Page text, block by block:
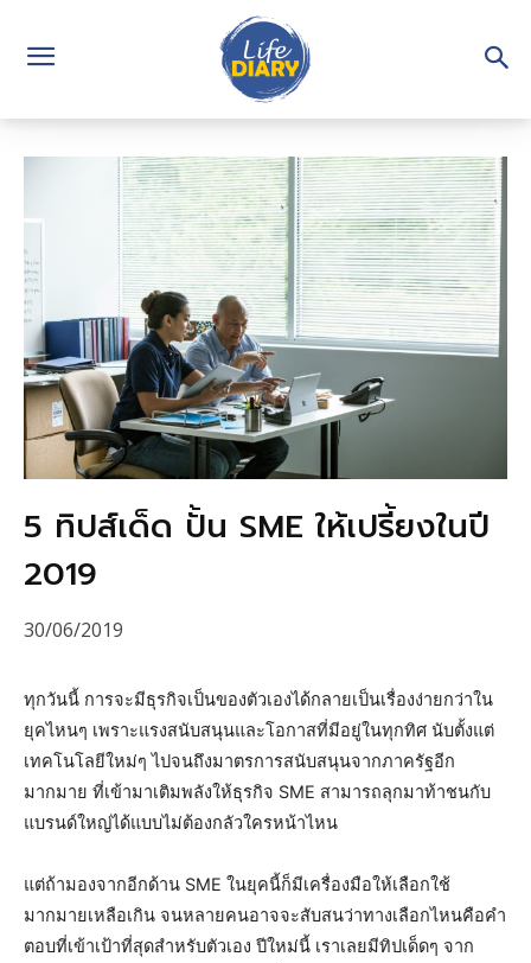
5 ทิปส์เด็ด ปั้น SME ให้เปรี้ยงในปี
2019
30/06/2019
ทุกวันนี้ การจะมีธุรกิจเป็นของตัวเองได้กลายเป็นเรื่องง่ายกว่าใน
ยุคไหนๆ เพราะแรงสนับสนุนและโอกาสที่มีอยู่ในทุกทิศ นับตั้งแต่
เทคโนโลยีใหม่ๆ ไปจนถึงมาตรการสนับสนุนจากภาครัฐอีก
มากมาย ที่เข้ามาเติมพลังให้ธุรกิจ SME สามารถลุกมาท้าชนกับ
แบรนด์ใหญ่ได้แบบไม่ต้องกลัวใครหน้าไหน
แต่ถ้ามองจากอีกด้าน SME ในยุคนี้ก็มีเครื่องมือให้เลือกใช้
มากมายเหลือเกิน จนหลายคนอาจจะสับสนว่าทางเลือกไหนคือคำ
ตอบที่เข้าเป้าที่สุดสำหรับตัวเอง ปีใหม่นี้ เราเลยมีทิปเด็ดๆ จาก